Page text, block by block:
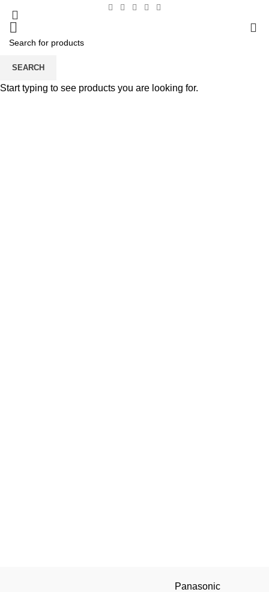
HOME INSTALLATION
Panasonic
SEARCH
Start typing to see products you are looking for.